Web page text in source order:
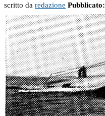
scritto da redazione Pubblicato: